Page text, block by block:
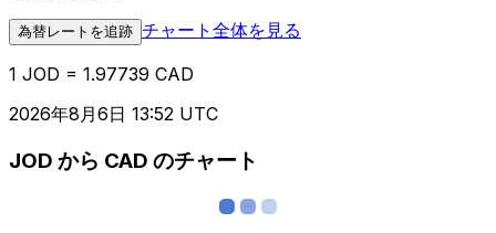
為替レートを追跡 チャート全体を見る
1 JOD = 1.97739 CAD
2026年8月6日 13:52 UTC
JOD から CAD のチャート